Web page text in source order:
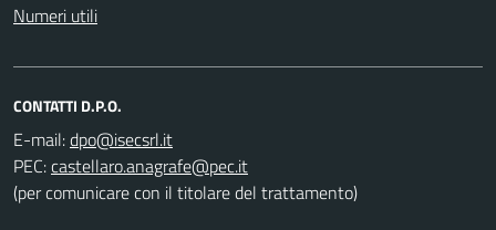
Numeri utili
CONTATTI D.P.O.
E-mail:
PEC:
(per comunicare con il titolare del trattamento)